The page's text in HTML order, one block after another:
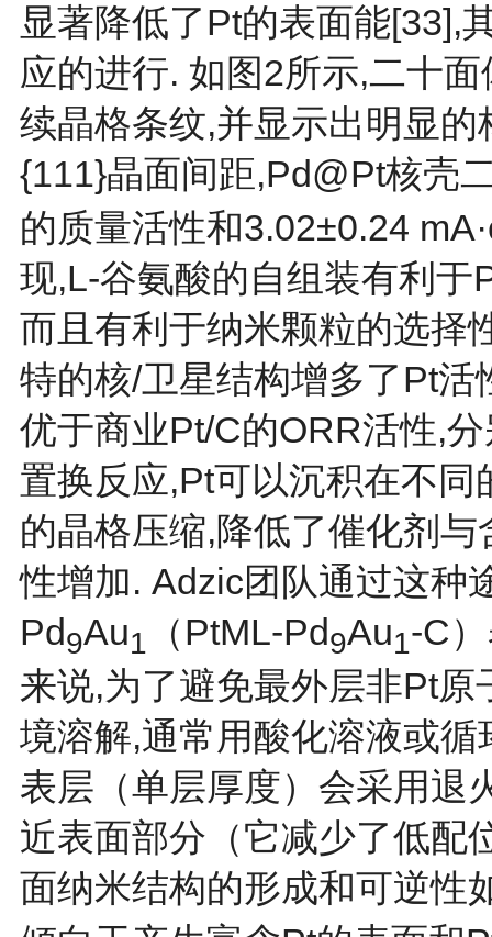
显著降低了Pt的表面能[33],
应的进行. 如 图2所示,二十
续晶格条纹,并显示出明显
{111}晶面间距,Pd@Pt核壳
的质量活性和3.02±0.24
现,L-谷氨酸的自组装有利
而且有利于纳米颗粒的选择
特的核/卫星结构增多了Pt
优于商业Pt/C的ORR活性,
置换反应,Pt可以沉积在不
的晶格压缩,降低了催化剂
性增加. Adzic团队通过这种
Pd9Au1 （PtML-Pd9Au1-C
来说,为了避免最外层非Pt
境溶解,通常用酸化溶液或
表层（单层厚度）会采用退
近表面部分（它减少了低配
面纳米结构的形成和可逆性